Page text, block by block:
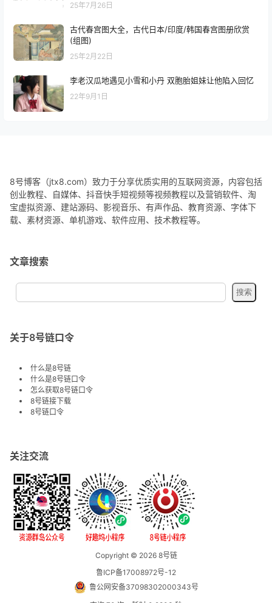
25年7月26日
古代春宫图大全，古代日本/印度/韩国春宫图册欣赏
(组图)
25年2月22日
李老汉瓜地遇见小雪和小丹 双胞胎姐妹让他陷入回忆
22年9月1日
8号博客（jtx8.com）致力于分享优质实用的互联网资源，内容包括
创业教程、自媒体、抖音快手短视频等视频教程以及营销软件、淘
宝虚拟资源、建站源码、影视音乐、有声作品、教育资源、字体下
载、素材资源、单机游戏、软件应用、技术教程等。
文章搜索
关于8号链口令
什么是8号链
什么是8号链口令
怎么获取8号链口令
8号链接下载
8号链口令
关注交流
Copyright © 20268号链
鲁ICP备17008972号-12
鲁公网安备37098302000343号